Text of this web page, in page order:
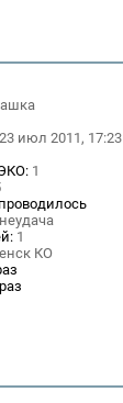
23 июл 2011, 17:23
1
1
КО